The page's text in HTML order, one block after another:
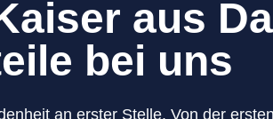
aus
bei uns
an erster Stelle. Von der